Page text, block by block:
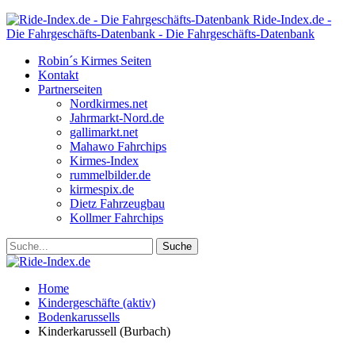
Ride-Index.de -
Die Fahrgeschäfts-Datenbank - Die Fahrgeschäfts-Datenbank
Robin´s Kirmes Seiten
Kontakt
Partnerseiten
Nordkirmes.net
Jahrmarkt-Nord.de
gallimarkt.net
Mahawo Fahrchips
Kirmes-Index
rummelbilder.de
kirmespix.de
Dietz Fahrzeugbau
Kollmer Fahrchips
Home
Kindergeschäfte (aktiv)
Bodenkarussells
Kinderkarussell (Burbach)